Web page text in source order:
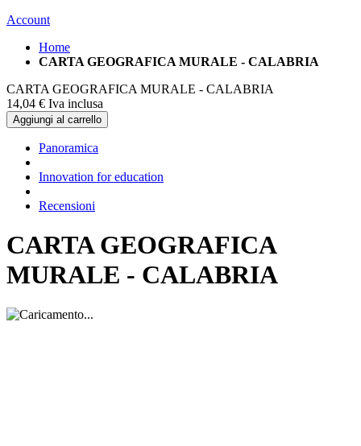
Account
Home
CARTA GEOGRAFICA MURALE - CALABRIA
CARTA GEOGRAFICA MURALE - CALABRIA
14,04 € Iva inclusa
Aggiungi al carrello
Panoramica
Innovation for education
Recensioni
CARTA GEOGRAFICA
MURALE - CALABRIA